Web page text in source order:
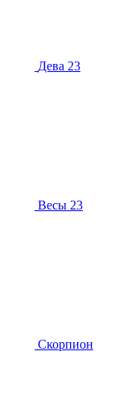
Дева 23
Весы 23
Скорпион